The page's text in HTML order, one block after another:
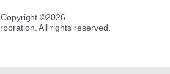
Copyright ©2026
All rights reserved.